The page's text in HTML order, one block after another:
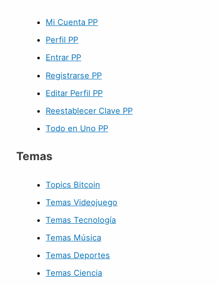
Mi Cuenta PP
Perfil PP
Entrar PP
Registrarse PP
Editar Perfil PP
Reestablecer Clave PP
Todo en Uno PP
Temas
Topics Bitcoin
Temas Videojuego
Temas Tecnología
Temas Música
Temas Deportes
Temas Ciencia